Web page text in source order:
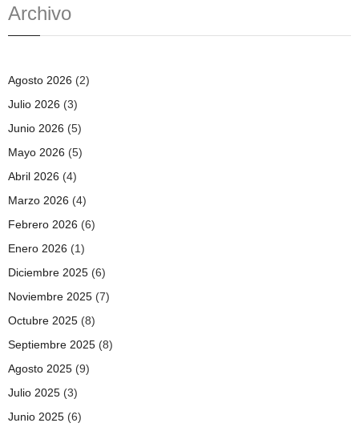
Archivo
Agosto 2026 (2)
Julio 2026 (3)
Junio 2026 (5)
Mayo 2026 (5)
Abril 2026 (4)
Marzo 2026 (4)
Febrero 2026 (6)
Enero 2026 (1)
Diciembre 2025 (6)
Noviembre 2025 (7)
Octubre 2025 (8)
Septiembre 2025 (8)
Agosto 2025 (9)
Julio 2025 (3)
Junio 2025 (6)